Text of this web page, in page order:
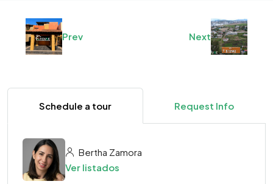
Prev Next
Schedule a tour Request Info
Bertha Zamora
Ver listados